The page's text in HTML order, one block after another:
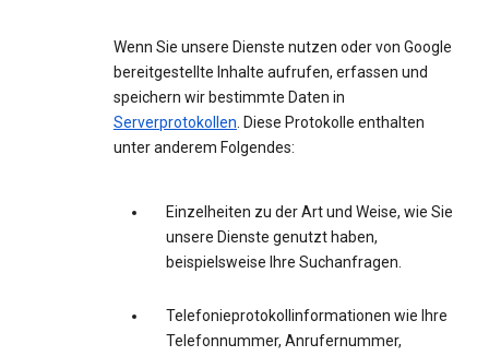
Wenn Sie unsere Dienste nutzen oder von Google
bereitgestellte Inhalte aufrufen, erfassen und
speichern wir bestimmte Daten in
Serverprotokollen. Diese Protokolle enthalten
unter anderem Folgendes:
Einzelheiten zu der Art und Weise, wie Sie
unsere Dienste genutzt haben,
beispielsweise Ihre Suchanfragen.
Telefonieprotokollinformationen wie Ihre
Telefonnummer, Anrufernummer,